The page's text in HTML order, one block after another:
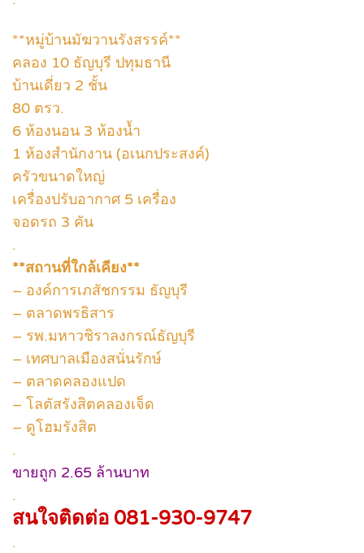
**หมู่บ้านมัฆวานรังสรรค์**
คลอง 10 ธัญบุรี ปทุมธานี
บ้านเดี่ยว 2 ชั้น
80 ตรว.
6 ห้องนอน 3 ห้องน้ำ
1 ห้องสำนักงาน (อเนกประสงค์)
ครัวขนาดใหญ่
เครื่องปรับอากาศ 5 เครื่อง
จอดรถ 3 คัน
.
**สถานที่ใกล้เคียง**
– องค์การเภสัชกรรม ธัญบุรี
– ตลาดพรธิสาร
– รพ.มหาวชิราลงกรณ์ธัญบุรี
– เทศบาลเมืองสนั่นรักษ์
– ตลาดคลองแปด
– โลตัสรังสิตคลองเจ็ด
– ดูโฮมรังสิต
.
ขายถูก 2.65 ล้านบาท
.
สนใจติดต่อ 081-930-9747
.